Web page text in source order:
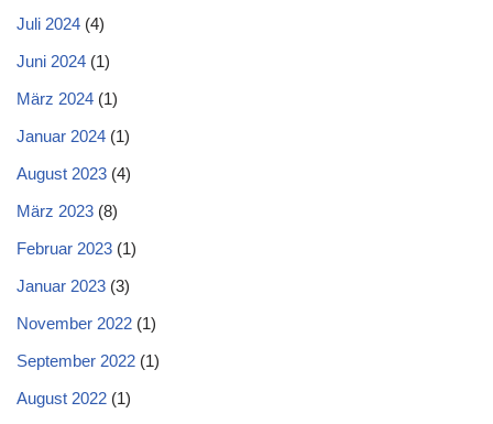
Juli 2024 (4)
Juni 2024 (1)
März 2024 (1)
Januar 2024 (1)
August 2023 (4)
März 2023 (8)
Februar 2023 (1)
Januar 2023 (3)
November 2022 (1)
September 2022 (1)
August 2022 (1)